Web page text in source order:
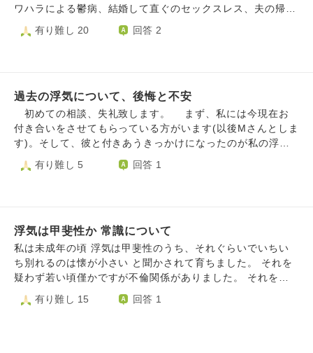
いこうと誓いました。 しかし、そこで固く誓ったのにも関
は、長くなってしまうので詳しくは省きますが、男性関係で
息子に近づくな」と怒鳴られました。 私は彼のことを愛し
ていたので別れたくはありませんでしたが、これ以上傷つけ
てしまうのは申し訳ないという想いや、私が何かを言う資格
はないと思い、別れることを約束しました。 後日、彼氏か
た。と話し合いをし、もう一度お付き合いをすることになっ
かったり、言葉が出てこないことがあります。また、相手の
気持ちや常識と言われていることがよく分からないことも
多々あり、非常識なのかなと悩むことがありました。 私は
反省しているつもりでしたが、計3回もも傷つけてしまった
ことで、自分が反省しているのかも分からなくなってしまっ
た状態です。自分の気持ちと言葉と行動がずれすぎていて、
ワハラによる鬱病、結婚して直ぐのセックスレス、夫の帰り
が遅い…どれも不倫の正当な理由になりません。しかし、当
時はとても寂しく、視野が狭く誰からも相手にされていない
族の為に変わる努力をします。罪と向き合いたいです。心か
ら罪を償いたいです。 どうすれば罪を償えますか？ どう償
えば良いか教えていただければ幸いです。
有り難し 20 回答 2
過去の浮気について、後悔と不安
初めての相談、失礼致します。 まず、私には今現在お
付き合いをさせてもらっている方がいます(以後Mさんとしま
す)。そして、彼と付きあうきっかけになったのが私の浮気
なのです。以前他の男性(Kさんとします)と遠距離恋愛をし
ていた際に、Mさんと出会い、私が浮気をしたというのが出
えられず、Kさんの性格を理由に、私が一方的に振ってお別
れました。残酷なことをしたと思います。 現在、私は浮
気をすることなく(むしろMさんが浮気をしないか少し心配し
ながら)過ごしているのですが、彼にとって、一体私はどん
いと心底では分かっているのです。ですがどうしても彼と一
有り難し 5 回答 1
浮気は甲斐性か 常識について
私は未成年の頃 浮気は甲斐性のうち、それぐらいでいちい
ち別れるのは懐が小さい と聞かされて育ちました。 それを
疑わず若い頃僅かですが不倫関係がありました。 それを第
３者に広められ、後悔して心を病みました。 他にも自分の
常識が非常識ではないかと考えたり、過去を後悔しては、生
有り難し 15 回答 1